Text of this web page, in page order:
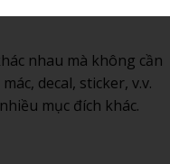
nhau mà không cần
decal, sticker, v.v.
mục đích khác.